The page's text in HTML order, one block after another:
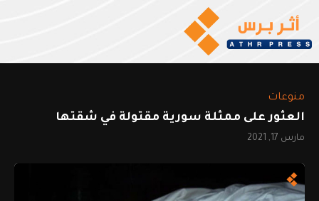
منوعات
العثور على ممثلة سورية مقتولة في شقتها
مارس 17, 2021